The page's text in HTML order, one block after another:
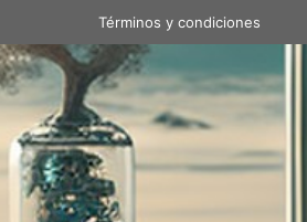
Términos y condiciones